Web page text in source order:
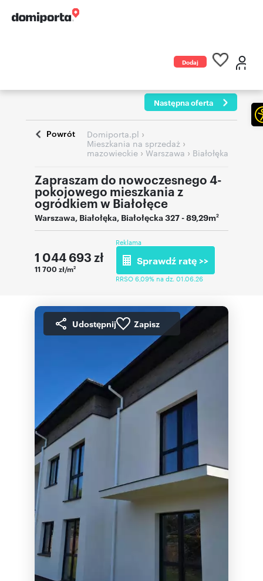
Dodaj
Następna oferta
Powrót Domiporta.pl ›
Mieszkania na sprzedaż ›
mazowieckie › Warszawa › Białołęka
Zapraszam do nowoczesnego 4-
pokojowego mieszkania z
ogródkiem w Białołęce
Warszawa, Białołęka, Białołęcka 327- 89,29m2
1 044 693 zł
11 700 zł/m2
Reklama
Sprawdź ratę >>
RRSO 6,09% na dz. 01.06.26
Udostępnij Zapisz